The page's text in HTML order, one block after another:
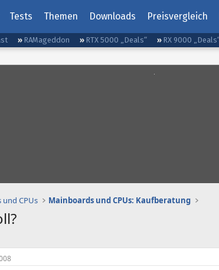
Tests Themen Downloads Preisvergleich
RAMageddon RTX 5000 „Deals“ RX 9000
und CPUs Mainboards und CPUs: Kaufberatung